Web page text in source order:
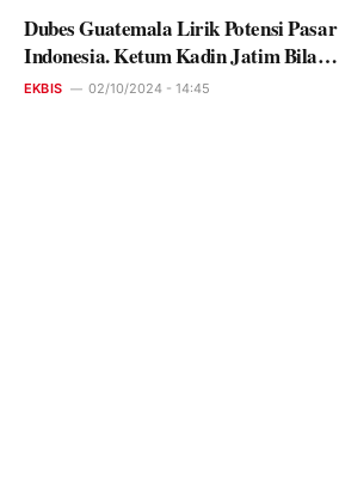
Dubes Guatemala Lirik Potensi Pasar
Indonesia. Ketum Kadin Jatim Bilang
: Surplus
EKBIS 02/10/2024 - 14:45